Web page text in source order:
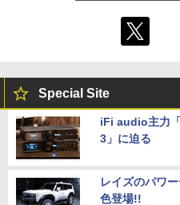
Special Site
iFi audio主力
3」に迫る
レイズのパワ
色登場!!